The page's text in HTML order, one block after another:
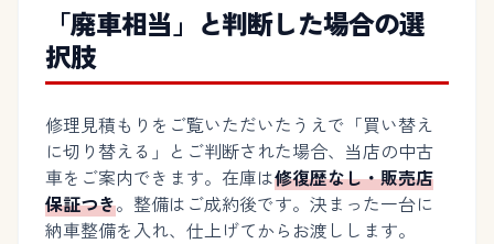
「廃車相当」と判断した場合の選
択肢
修理見積もりをご覧いただいたうえで「買い替え
に切り替える」とご判断された場合、当店の中古
車をご案内できます。在庫は修復歴なし・販売店
保証つき。整備はご成約後です。決まった一台に
納車整備を入れ、仕上げてからお渡しします。